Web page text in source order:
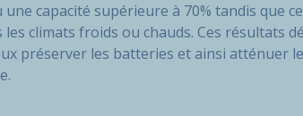
capacité supérieure à 70% tandis que
climats froids ou chauds. Ces résultats
préserver les batteries et ainsi atténuer